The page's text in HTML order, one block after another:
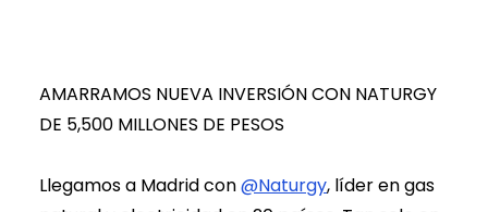
AMARRAMOS NUEVA INVERSIÓN CON NATURGY
DE 5,500 MILLONES DE PESOS
Llegamos a Madrid con@Naturgy, líder en gas